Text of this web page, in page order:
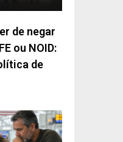
de negar
ou NOID:
de